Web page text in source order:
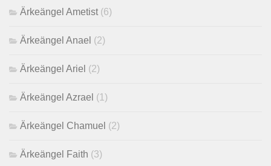
Ärkeängel Ametist(6)
Ärkeängel Anael (2)
Ärkeängel Ariel (2)
Ärkeängel Azrael (1)
Ärkeängel Chamuel (2)
Ärkeängel Faith (3)